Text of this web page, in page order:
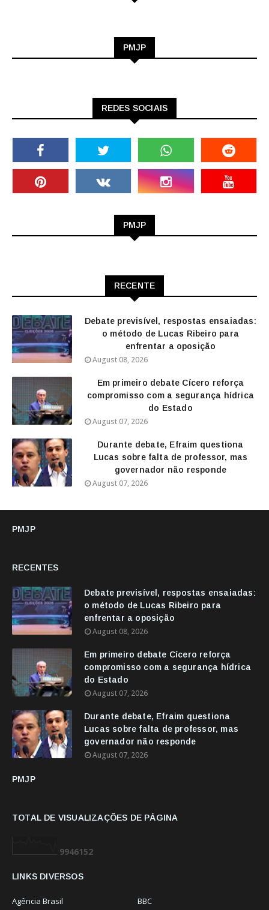
PMJP
REDES SOCIAIS
PMJP
RECENTE
Debate previsível, respostas ensaiadas:
o método de Lucas Ribeiro para
enfrentar a oposição
August 08, 2026
Em primeiro debate Cícero reforça
compromisso com a segurança hídrica
do Estado
August 07, 2026
Durante debate, Efraim questiona
Lucas sobre falta de professor, mas
governador não responde
August 07, 2026
PMJP
RECENTES
Debate previsível, respostas ensaiadas:
o método de Lucas Ribeiro para
enfrentar a oposição
August 08, 2026
Em primeiro debate Cícero reforça
compromisso com a segurança hídrica
do Estado
August 07, 2026
Durante debate, Efraim questiona
Lucas sobre falta de professor, mas
governador não responde
August 07, 2026
PMJP
TOTAL DE VISUALIZAÇÕES DE PÁGINA
9946152
LINKS DIVERSOS
Agência Brasil BBC